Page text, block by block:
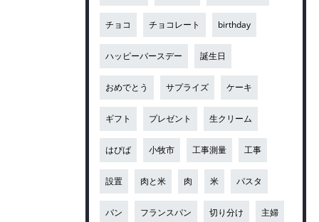
チョコ チョコレート birthday
ハッピーバースデー 誕生日
おめでとう サプライズ ケーキ
ギフト プレゼント 生クリーム
はぴば 小牧市 工事測量 工事
設置 肉と米 肉 米 パスタ
パン フランスパン 切り分け 主婦